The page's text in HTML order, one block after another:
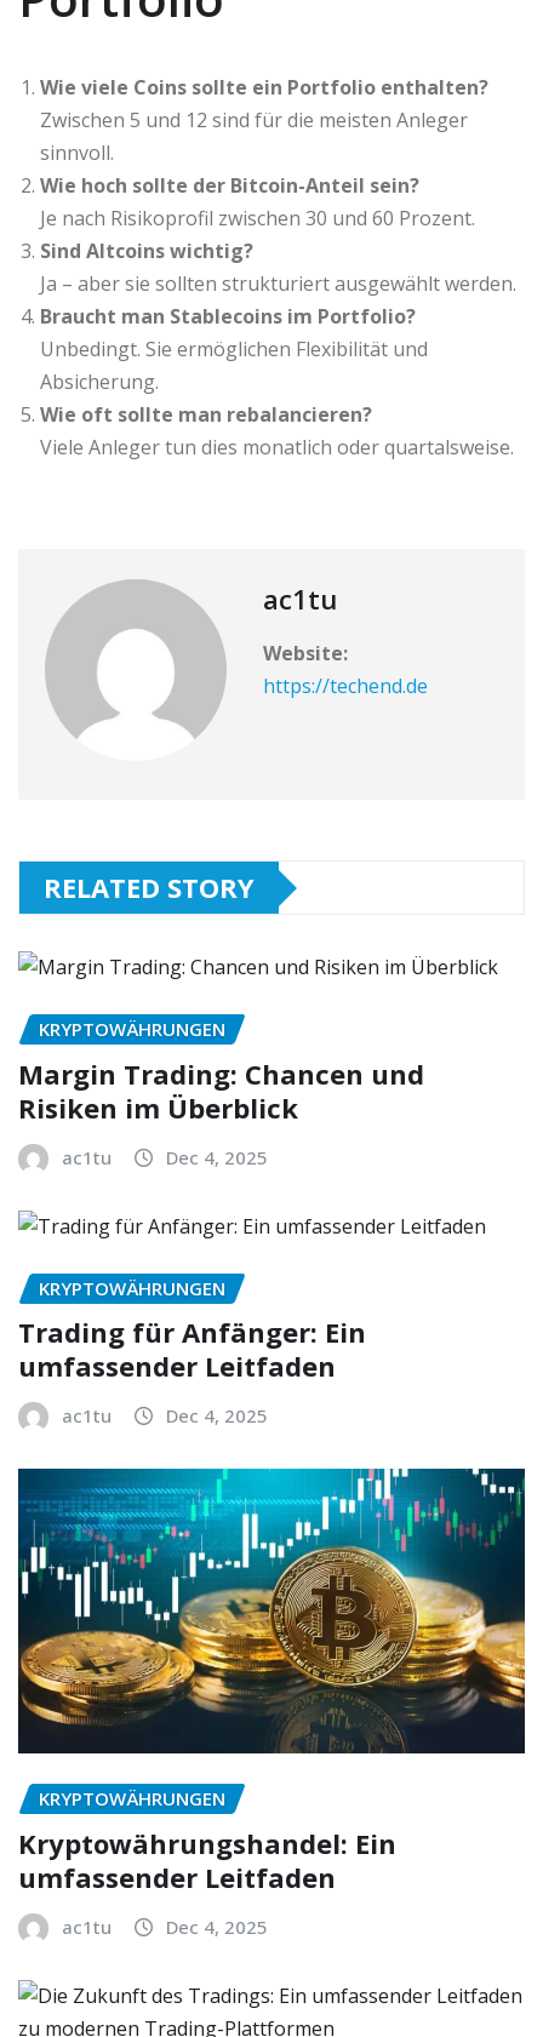
Wie viele Coins sollte ein Portfolio enthalten?
Zwischen 5 und 12 sind für die meisten Anleger
sinnvoll.
Wie hoch sollte der Bitcoin-Anteil sein?
Je nach Risikoprofil zwischen 30 und 60 Prozent.
Sind Altcoins wichtig?
Ja – aber sie sollten strukturiert ausgewählt werden.
Braucht man Stablecoins im Portfolio?
Unbedingt. Sie ermöglichen Flexibilität und
Absicherung.
Wie oft sollte man rebalancieren?
Viele Anleger tun dies monatlich oder quartalsweise.
ac1tu
Website:
https://techend.de
RELATED STORY
KRYPTOWÄHRUNGEN
Margin Trading: Chancen und
Risiken im Überblick
ac1tu Dec 4, 2025
KRYPTOWÄHRUNGEN
Trading für Anfänger: Ein
umfassender Leitfaden
ac1tu Dec 4, 2025
KRYPTOWÄHRUNGEN
Kryptowährungshandel: Ein
umfassender Leitfaden
ac1tu Dec 4, 2025